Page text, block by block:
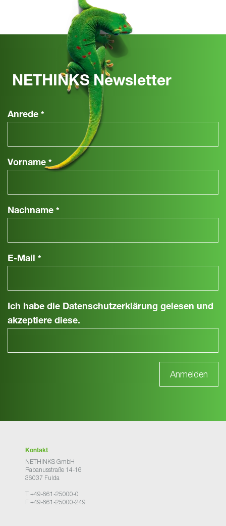
NETHINKS Newsletter
Anrede *
Vorname *
Nachname *
E-Mail *
Ich habe die Datenschutzerklärung gelesen und
akzeptiere diese.
Kontakt
NETHINKS GmbH
Rabanusstraße 14-16
36037 Fulda
T +49-661-25000-0
F +49-661-25000-249